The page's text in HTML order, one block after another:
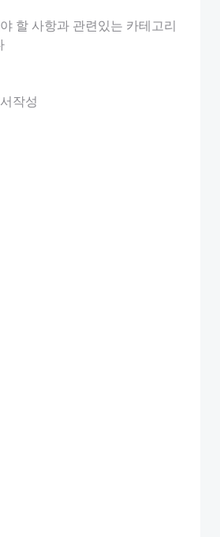
할 사항과 관련있는 카테고리
작성